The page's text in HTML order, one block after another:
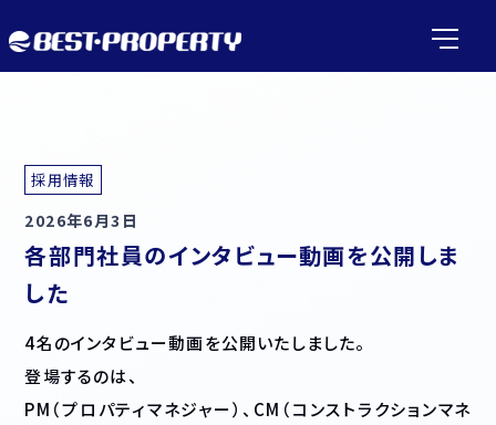
採用情報
2026年6月3日
各部門社員のインタビュー動画を公開しま
した
4名のインタビュー動画を公開いたしました。
登場するのは、
PM（プロパティマネジャー）、CM（コンストラクションマネ